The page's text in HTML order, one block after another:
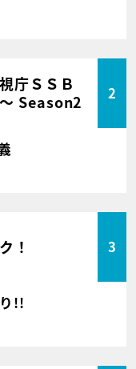
庁ＳＳＢ
Season2
2
！ 3
!!